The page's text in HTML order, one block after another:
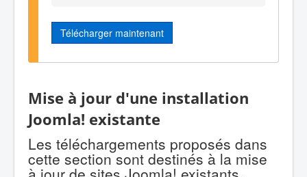
Télécharger maintenant
Mise à jour d'une installation
Joomla! existante
Les téléchargements proposés dans
cette section sont destinés à la mise